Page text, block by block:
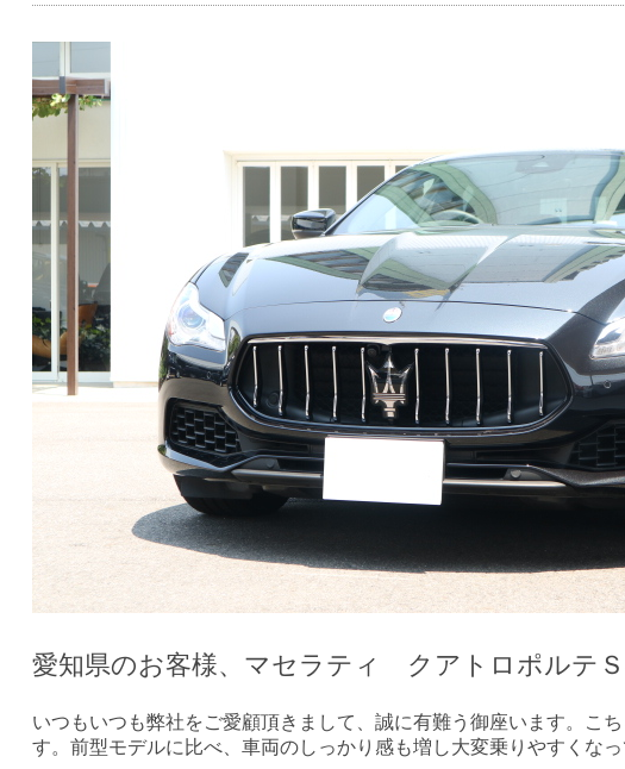
愛知県のお客様、マセラティ クアトロポルテＳ
いつもいつも弊社をご愛顧頂きまして、誠に有難う御座います。こ
す。前型モデルに比べ、車両のしっかり感も増し大変乗りやすくな